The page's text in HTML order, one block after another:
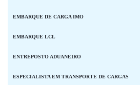
EMBARQUE DE CARGA IMO
EMBARQUE LCL
ENTREPOSTO ADUANEIRO
ESPECIALISTA EM TRANSPORTE DE CARGAS